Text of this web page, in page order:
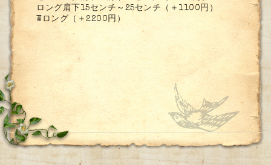
ロング肩下15センチ～25センチ（＋1100円）
Wロング（＋2200円）